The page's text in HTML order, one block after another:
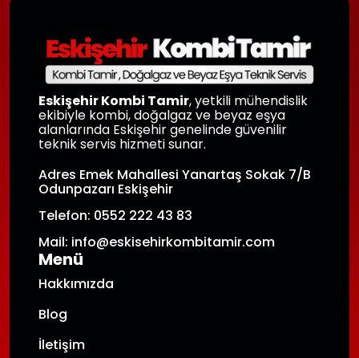
Eskişehir Kombi Tamir, yetkili mühendislik
ekibiyle kombi, doğalgaz ve beyaz eşya
alanlarında Eskişehir genelinde güvenilir
teknik servis hizmeti sunar.
Adres Emek Mahallesi Yanartaş Sokak 7/B
Odunpazarı Eskişehir
Telefon: 0552 222 43 83
Mail: info@eskisehirkombitamir.com
Menü
Hakkımızda
Blog
İletişim